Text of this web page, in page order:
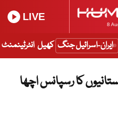
8
LIVE
ایران-اسرائیل جنگ کھیل انٹرٹینمنٹ
کا رسپانس اچھا